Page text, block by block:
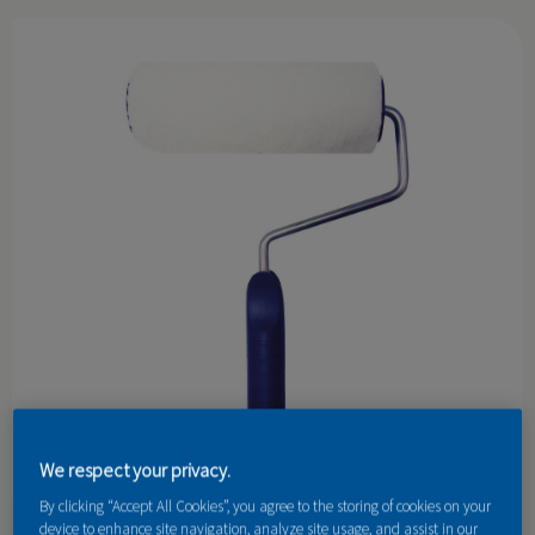
We respect your privacy.
By clicking “Accept All Cookies”, you agree to the storing of cookies on your
device to enhance site navigation, analyze site usage, and assist in our